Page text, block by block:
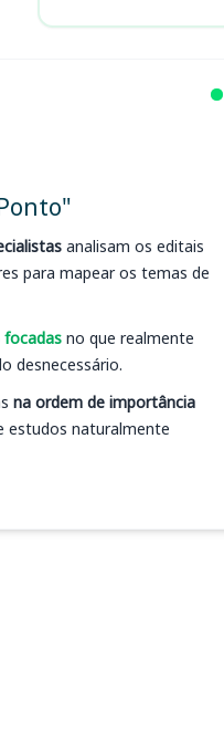
analisam os editais
para mapear os temas de
focadas no que realmente
desnecessário.
na ordem de importância
estudos naturalmente